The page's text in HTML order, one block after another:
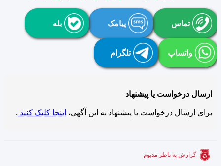
تماس پیامک بله
واتساپ تلگرام
ارسال درخواست یا پیشنهاد
برای ارسال درخواست یا پیشنهاد به این آگهی، اینجا کلیک کنید .
گزارش به ناظر مدبوم